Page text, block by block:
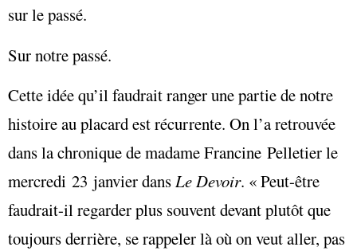
sur le passé.
Sur notre passé.
Cette idée qu’il faudrait ranger une partie de notre
histoire au placard est récurrente. On l’a retrouvée
dans la chronique de madame Francine Pelletier le
mercredi 23 janvier dansLe Devoir. « Peut-être
faudrait-il regarder plus souvent devant plutôt que
toujours derrière, se rappeler là où on veut aller, pas